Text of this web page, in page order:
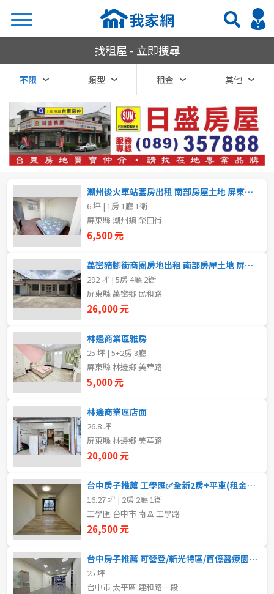
熱門關鍵字
不限
台北市
基隆市
新北市
宜蘭縣
新竹市
新竹縣
苗栗縣
台中市
彰化縣
雲林縣
嘉義市
嘉義縣
類型(可複選)
不拘 整層住家
雅房 其他住宅
辦公 住辦
車位
坪數
不拘
20坪以下
20~30 坪
40~50 坪 50~60 坪
我家網房屋租賃
找租屋 - 立即搜尋
不限 類型 租金 其他
潮州後火車站套房出租 南部房屋土地 屏東房仲
6 坪 | 1房 1廳 1衛
屏東縣 潮州鎮 榮田街
6,500 元
萬巒豬腳街商圈房地出租 南部房屋土地 屏東房仲
292 坪 | 5房 4廳 2衛
屏東縣 萬巒鄉 民和路
26,000 元
林邊商業區雅房
25 坪 | 5+2房 3廳
屏東縣 林邊鄉 美華路
5,000 元
林邊商業區店面
26.8 坪
屏東縣 林邊鄉 美華路
20,000 元
台中房子推薦 工學匯✅全新2房+平車(租金含管含車)可
16.27 坪 | 2房 2廳 1衛
工學匯 台中市 南區 工學路
26,500 元
台中房子推薦 可營登/新光特區/百億醫療園區/臨16米路/一樓店面出租
25 坪
台中市 太平區 建和路一段